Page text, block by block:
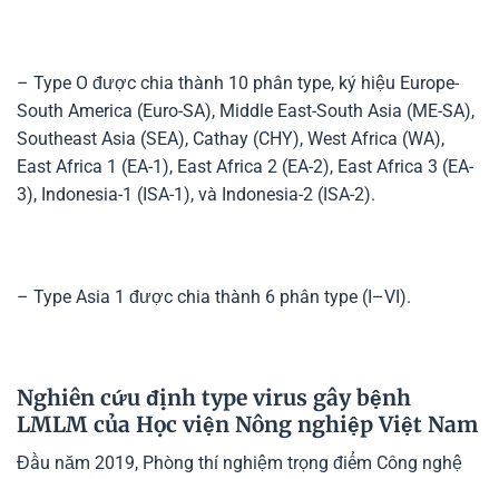
– Type O được chia thành 10 phân type, ký hiệu Europe-
South America (Euro-SA), Middle East-South Asia (ME-SA),
Southeast Asia (SEA), Cathay (CHY), West Africa (WA),
East Africa 1 (EA-1), East Africa 2 (EA-2), East Africa 3 (EA-
3), Indonesia-1 (ISA-1), và Indonesia-2 (ISA-2).
– Type Asia 1 được chia thành 6 phân type (I–VI).
Nghiên cứu định type virus gây bệnh
LMLM của Học viện Nông nghiệp Việt Nam
Đầu năm 2019, Phòng thí nghiệm trọng điểm Công nghệ